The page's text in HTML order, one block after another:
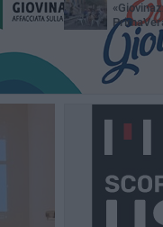
4 anni di Sollecito